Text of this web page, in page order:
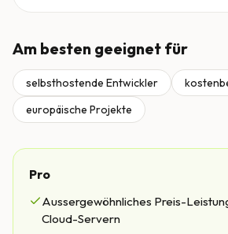
Am besten geeignet für
selbsthostende Entwickler
europäische Projekte
Pro
Aussergewöhnliches Preis-
Cloud-Servern